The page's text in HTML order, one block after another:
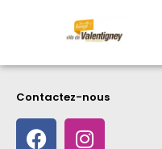
Contactez-nous